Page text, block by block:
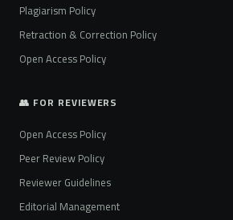
Plagiarism Policy
Retraction & Correction Policy
Open Access Policy
👥 FOR REVIEWERS
Open Access Policy
Peer Review Policy
Reviewer Guidelines
Editorial Management